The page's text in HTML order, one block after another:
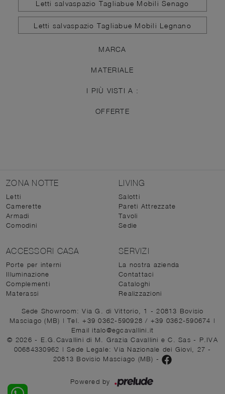
Letti salvaspazio Tagliabue Mobili Senago
Letti salvaspazio Tagliabue Mobili Legnano
MARCA
MATERIALE
I PIÙ VISTI A :
OFFERTE
ZONA NOTTE
Letti
Camerette
Armadi
Comodini
LIVING
Salotti
Pareti Attrezzate
Tavoli
Sedie
ACCESSORI CASA
Porte per interni
Illuminazione
Complementi
Materassi
SERVIZI
La nostra azienda
Contattaci
Cataloghi
Realizzazioni
Sede Showroom: Via G. di Vittorio, 1 - 20813 Bovisio
Masciago (MB) | Tel. +39 0362-590928/ +39 0362-590674 |
Email italo@egcavallini.it
© 2026 - E.G.Cavallini di M. Grazia Cavallini e C. Sas - P.IVA
00684330962 | Sede Legale: Via Nazionale dei Giovi, 27 -
20813 Bovisio Masciago (MB) -
Powered by